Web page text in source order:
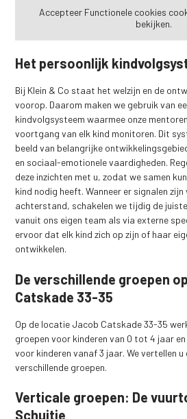
Accepteer Functionele cookies
bekijken.
Het persoonlijk
Bij Klein & Co staat het welzijn en de
voorop. Daarom maken we gebruik van
kindvolgsysteem waarmee onze
voortgang van elk kind monitoren. Dit
beeld van belangrijke
en sociaal-emotionele vaardigheden.
deze inzichten met u, zodat we samen
kind nodig heeft. Wanneer er signalen
achterstand, schakelen we tijdig de
vanuit ons eigen team als via externe
ervoor dat elk kind zich op zijn of haar
ontwikkelen.
De verschillende groepen
Catskade 33-35
Op de locatie Jacob Catskade 33-35
groepen voor kinderen van 0 tot 4 jaar
voor kinderen vanaf 3 jaar. We vertellen
verschillende groepen.
Verticale groepen: De
Schuitje